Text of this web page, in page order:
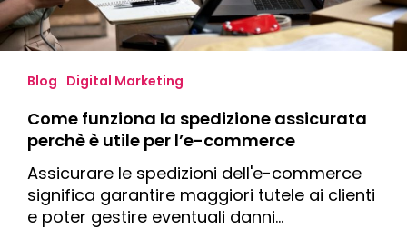
l’e-
commerce
Blog Digital Marketing
Come funziona la spedizione assicurata
perchè è utile per l’e-commerce
Assicurare le spedizioni dell'e-commerce
significa garantire maggiori tutele ai clienti
e poter gestire eventuali danni…